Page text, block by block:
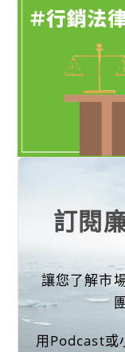
訂閱
讓您了解市
用Podcast或